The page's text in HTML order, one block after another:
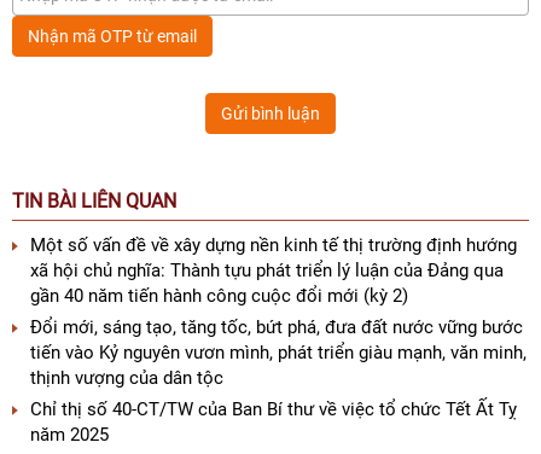
Nhận mã OTP từ email
Gửi bình luận
TIN BÀI LIÊN QUAN
Một số vấn đề về xây dựng nền kinh tế thị trường định hướng
xã hội chủ nghĩa: Thành tựu phát triển lý luận của Đảng qua
gần 40 năm tiến hành công cuộc đổi mới (kỳ 2)
Đổi mới, sáng tạo, tăng tốc, bứt phá, đưa đất nước vững bước
tiến vào Kỷ nguyên vươn mình, phát triển giàu mạnh, văn minh,
thịnh vượng của dân tộc
Chỉ thị số 40-CT/TW của Ban Bí thư về việc tổ chức Tết Ất Tỵ
năm 2025